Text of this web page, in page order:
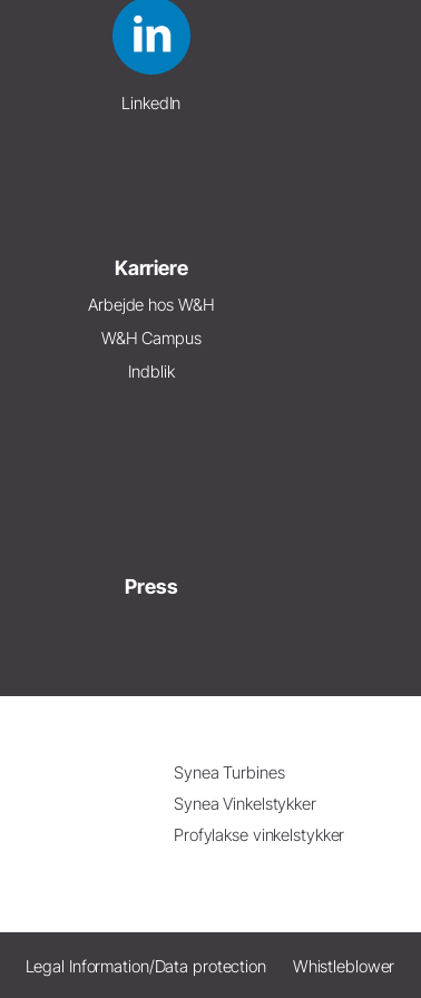
LinkedIn
Karriere
Arbejde hos W&H
W&H Campus
Indblik
Press
Synea Turbines
Synea Vinkelstykker
Profylakse vinkelstykker
Legal Information/Data protection Whistleblower